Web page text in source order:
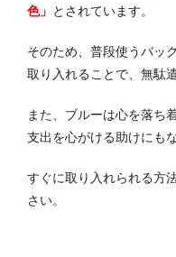
色」 とされています。
そのため、普段使うバッ
取り入れることで、無駄
また、ブルーは心を落ち
支出を心がける助けにも
すぐに取り入れられる方
さい。